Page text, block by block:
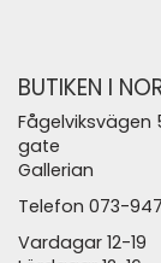
BUTIKEN I
Fågelviksvägen
gate
Gallerian
Telefon 073-
Vardagar 12-19